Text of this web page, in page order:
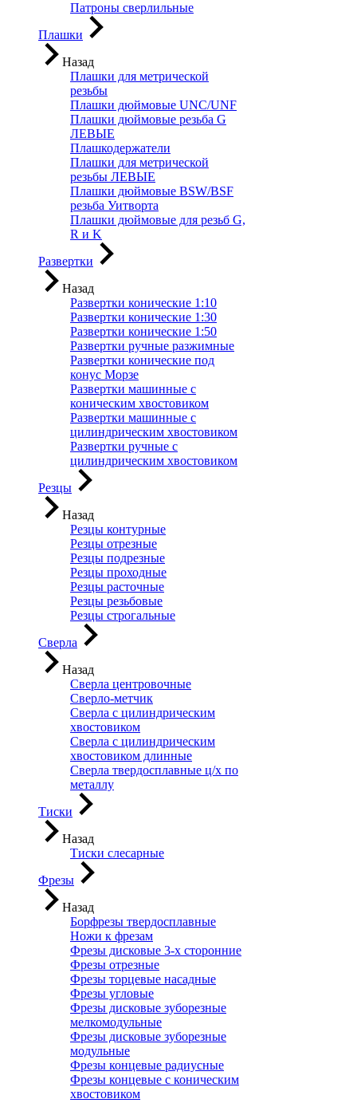
Патроны сверлильные
Плашки
Назад
Плашки для метрической
резьбы
Плашки дюймовые UNC/UNF
Плашки дюймовые резьба G
ЛЕВЫЕ
Плашкодержатели
Плашки для метрической
резьбы ЛЕВЫЕ
Плашки дюймовые BSW/BSF
резьба Уитворта
Плашки дюймовые для резьб G,
R и K
Развертки
Назад
Развертки конические 1:10
Развертки конические 1:30
Развертки конические 1:50
Развертки ручные разжимные
Развертки конические под
конус Морзе
Развертки машинные с
коническим хвостовиком
Развертки машинные с
цилиндрическим хвостовиком
Развертки ручные с
цилиндрическим хвостовиком
Резцы
Назад
Резцы контурные
Резцы отрезные
Резцы подрезные
Резцы проходные
Резцы расточные
Резцы резьбовые
Резцы строгальные
Сверла
Назад
Сверла центровочные
Сверло-метчик
Сверла с цилиндрическим
хвостовиком
Сверла с цилиндрическим
хвостовиком длинные
Сверла твердосплавные ц/х по
металлу
Тиски
Назад
Тиски слесарные
Фрезы
Назад
Борфрезы твердосплавные
Ножи к фрезам
Фрезы дисковые 3-х сторонние
Фрезы отрезные
Фрезы торцевые насадные
Фрезы угловые
Фрезы дисковые зуборезные
мелкомодульные
Фрезы дисковые зуборезные
модульные
Фрезы концевые радиусные
Фрезы концевые с коническим
хвостовиком